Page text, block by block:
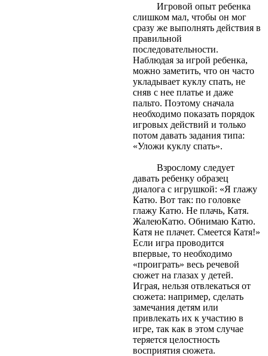
Игровой опыт ребенка
слишком мал, чтобы он мог
сразу же выполнять действия в
правильной
последовательности.
Наблюдая за игрой ребенка,
можно заметить, что он часто
укладывает куклу спать, не
сняв с нее платье и даже
пальто. Поэтому сначала
необходимо показать порядок
игровых действий и только
потом давать задания типа:
«Уложи куклу спать».
Взрослому следует
давать ребенку образец
диалога с игрушкой: «Я глажу
Катю. Вот так: по головке
глажу Катю. Не плачь, Катя.
ЖалеюКатю. Обнимаю Катю.
Катя не плачет. Смеется Катя!»
Если игра проводится
впервые, то необходимо
«проиграть» весь речевой
сюжет на глазах у детей.
Играя, нельзя отвлекаться от
сюжета: например, сделать
замечания детям или
привлекать их к участию в
игре, так как в этом случае
теряется целостность
восприятия сюжета.